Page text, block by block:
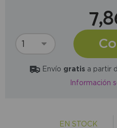
Envío gratisa partir
Información
EN STOCK